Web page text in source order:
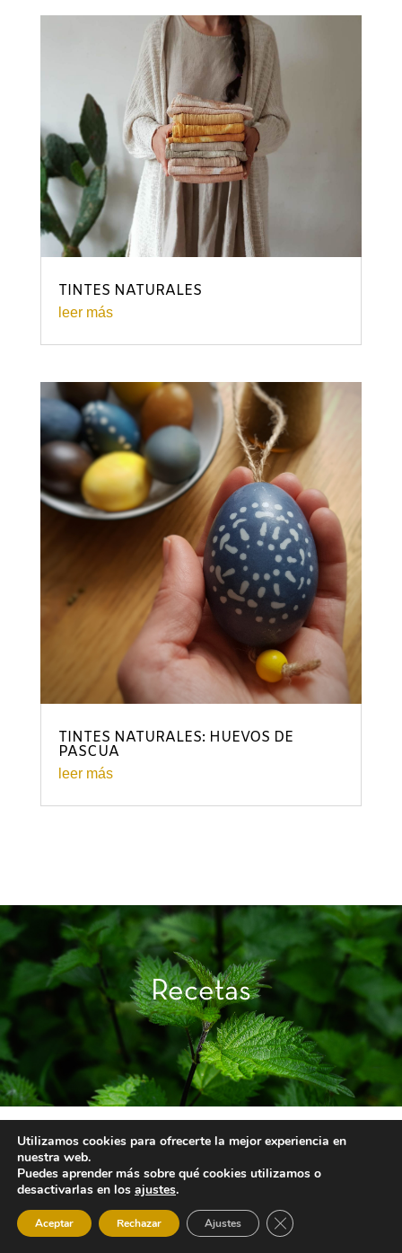
TINTES NATURALES
leer más
TINTES NATURALES: HUEVOS DE
PASCUA
leer más
Recetas
Utilizamos cookies para ofrecerte la mejor experiencia en
nuestra web.
Puedes aprender más sobre qué cookies utilizamos o
desactivarlas en los ajustes.
Aceptar Rechazar Ajustes Cerrar el banner de